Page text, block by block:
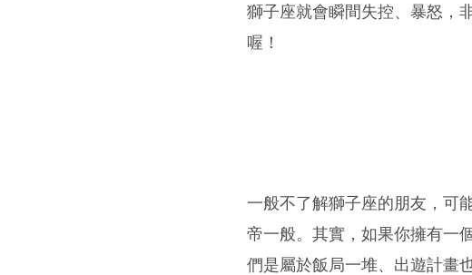
獅子座就會瞬間失控、暴怒，
喔！
一般不了解獅子座的朋友，可
帝一般。其實，如果你擁有一
們是屬於飯局一堆、出遊計畫